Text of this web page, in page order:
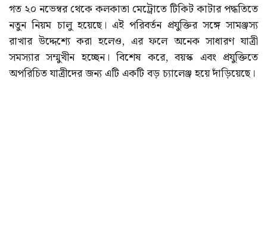
গত ২০ নভেম্বর থেকে কলকাতা মেট্রোতে টিকিট কাটার পদ্ধতিতে
নতুন নিয়ম চালু হয়েছে। এই পরিবর্তন প্রযুক্তির সঙ্গে সামঞ্জস্য
রাখার উদ্দেশ্যে করা হলেও, এর ফলে অনেক সাধারণ যাত্রী
সমস্যার সম্মুখীন হচ্ছেন। বিশেষ করে, বয়স্ক এবং প্রযুক্তিতে
অপরিচিত যাত্রীদের জন্য এটি একটি বড় চ্যালেঞ্জ হয়ে দাঁড়িয়েছে।